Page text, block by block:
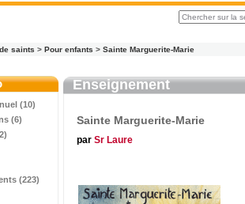
saints > Pour enfants > Sainte Marguerite-Marie
(10)
(6)
(223)
Enseignement
Sainte Marguerite-Marie
par Sr Laure